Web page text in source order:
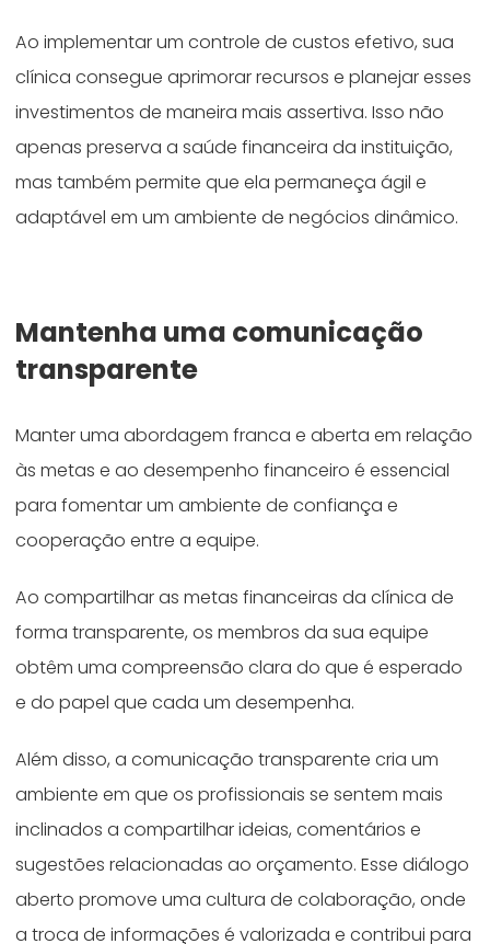
Ao implementar um controle de custos efetivo, sua
clínica consegue aprimorar recursos e planejar esses
investimentos de maneira mais assertiva. Isso não
apenas preserva a saúde financeira da instituição,
mas também permite que ela permaneça ágil e
adaptável em um ambiente de negócios dinâmico.
Mantenha uma comunicação
transparente
Manter uma abordagem franca e aberta em relação
às metas e ao desempenho financeiro é essencial
para fomentar um ambiente de confiança e
cooperação entre a equipe.
Ao compartilhar as metas financeiras da clínica de
forma transparente, os membros da sua equipe
obtêm uma compreensão clara do que é esperado
e do papel que cada um desempenha.
Além disso, a comunicação transparente cria um
ambiente em que os profissionais se sentem mais
inclinados a compartilhar ideias, comentários e
sugestões relacionadas ao orçamento. Esse diálogo
aberto promove uma cultura de colaboração, onde
a troca de informações é valorizada e contribui para